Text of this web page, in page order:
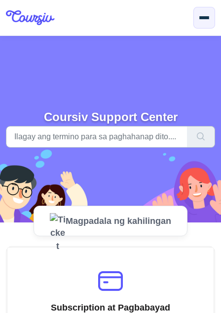
Coursiv Support Center
Magpadala ng kahilingan
Subscription at Pagbabayad